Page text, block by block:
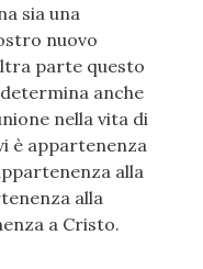
sia una
nuovo
parte questo
anche
nella vita di
è appartenenza
alla
alla
a Cristo.